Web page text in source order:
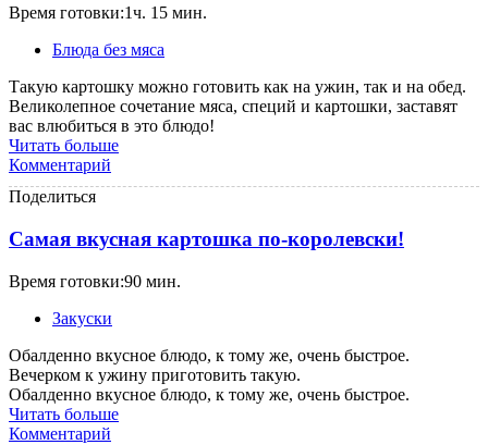
Время готовки:1ч. 15 мин.
Блюда без мяса
Такую картошку можно готовить как на ужин, так и на обед.
Великолепное сочетание мяса, специй и картошки, заставят
вас влюбиться в это блюдо!
Читать больше
Комментарий
Поделиться
Самая вкусная картошка по-королевски!
Время готовки:90 мин.
Закуски
Обалденно вкусное блюдо, к тому же, очень быстрое.
Вечерком к ужину приготовить такую.
Обалденно вкусное блюдо, к тому же, очень быстрое.
Читать больше
Комментарий